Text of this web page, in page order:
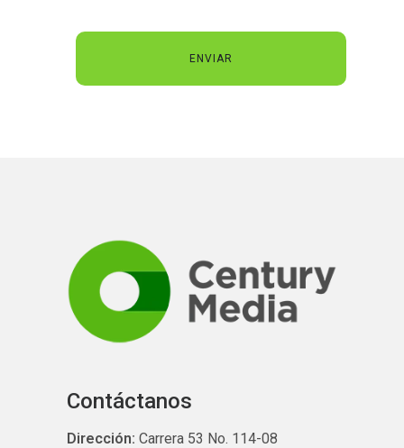
Contáctanos
Dirección: Carrera 53 No. 114-08